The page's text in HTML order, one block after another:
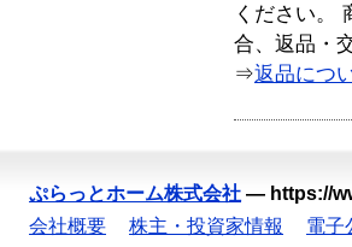
ください。
合、返品・
⇒返品につ
ぷらっとホーム株式会社 — https://
会社概要
株主・投資家情報 電子